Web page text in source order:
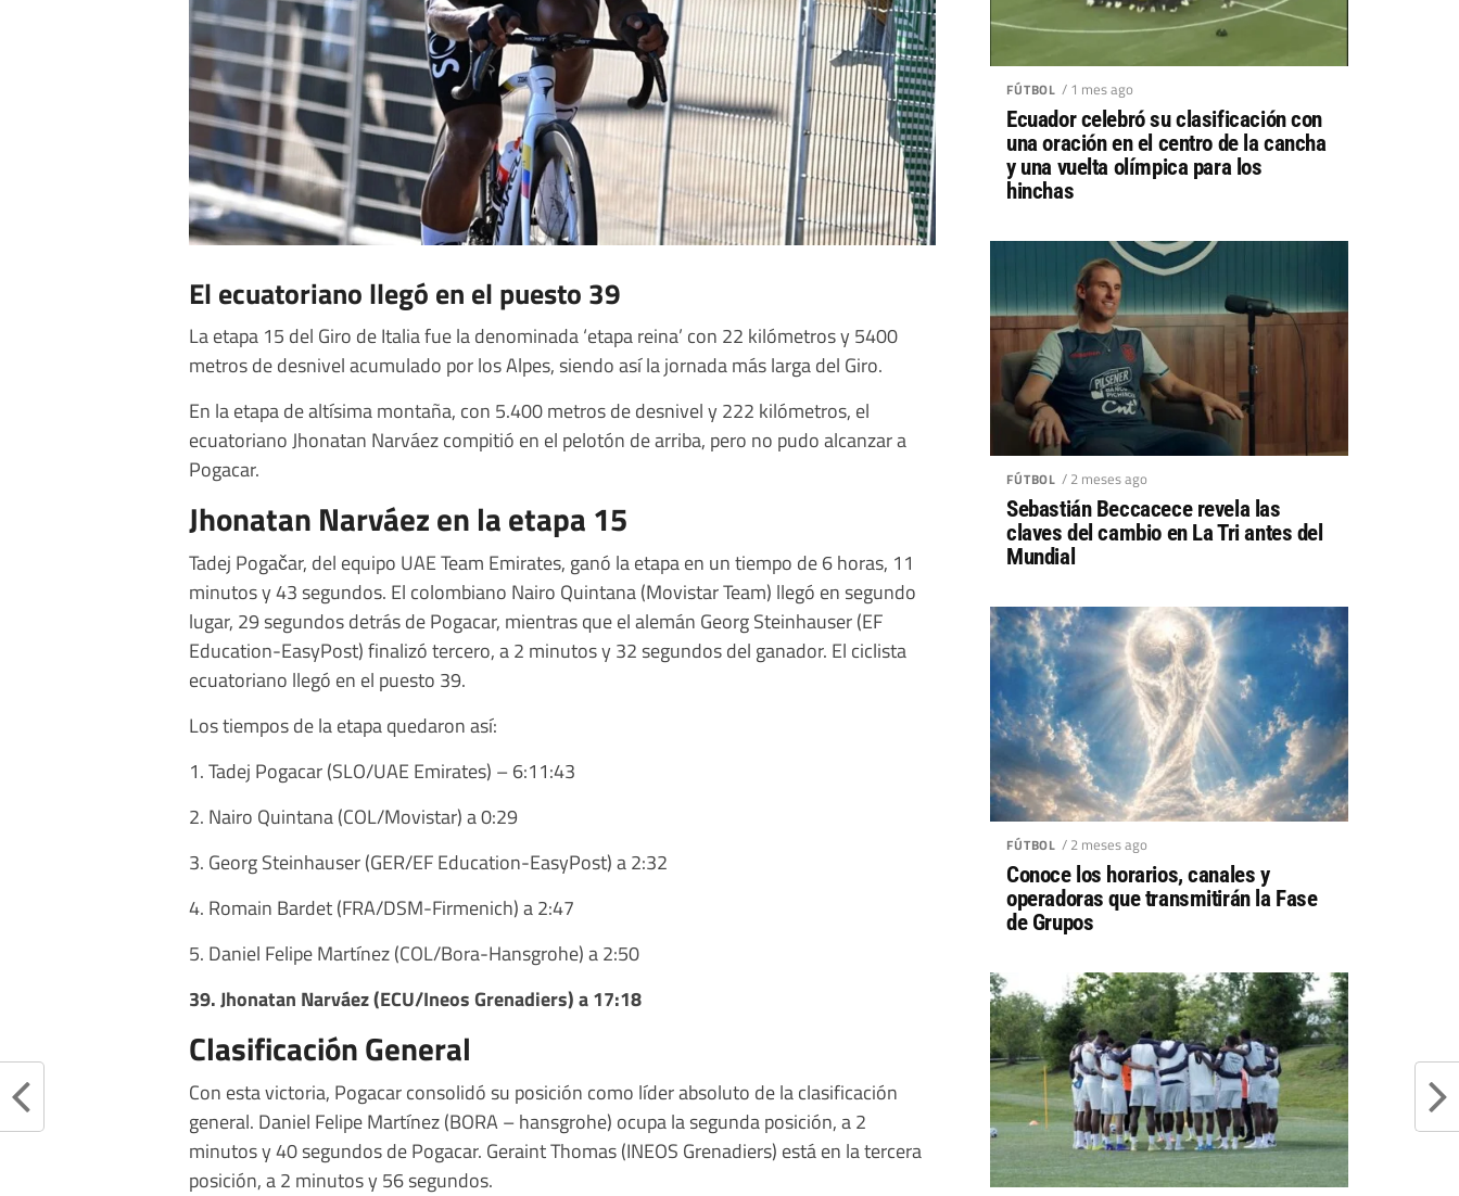
El ecuatoriano llegó en el puesto 39
La etapa 15 del Giro de Italia fue la denominada ‘etapa reina’ con 22 kilómetros y 5400
metros de desnivel acumulado por los Alpes, siendo así la jornada más larga del Giro.
En la etapa de altísima montaña, con 5.400 metros de desnivel y 222 kilómetros, el
ecuatoriano Jhonatan Narváez compitió en el pelotón de arriba, pero no pudo alcanzar a
Pogacar.
Jhonatan Narváez en la etapa 15
Tadej Pogačar, del equipo UAE Team Emirates, ganó la etapa en un tiempo de 6 horas, 11
minutos y 43 segundos. El colombiano Nairo Quintana (Movistar Team) llegó en segundo
lugar, 29 segundos detrás de Pogacar, mientras que el alemán Georg Steinhauser (EF
Education-EasyPost) finalizó tercero, a 2 minutos y 32 segundos del ganador. El ciclista
ecuatoriano llegó en el puesto 39.
Los tiempos de la etapa quedaron así:
1. Tadej Pogacar (SLO/UAE Emirates) – 6:11:43
2. Nairo Quintana (COL/Movistar) a 0:29
3. Georg Steinhauser (GER/EF Education-EasyPost) a 2:32
4. Romain Bardet (FRA/DSM-Firmenich) a 2:47
5. Daniel Felipe Martínez (COL/Bora-Hansgrohe) a 2:50
39. Jhonatan Narváez (ECU/Ineos Grenadiers) a 17:18
Clasificación General
Con esta victoria, Pogacar consolidó su posición como líder absoluto de la clasificación
general. Daniel Felipe Martínez (BORA – hansgrohe) ocupa la segunda posición, a 2
minutos y 40 segundos de Pogacar. Geraint Thomas (INEOS Grenadiers) está en la tercera
posición, a 2 minutos y 56 segundos.
FÚTBOL / 1 mes ago
Ecuador celebró su clasificación con
una oración en el centro de la cancha
y una vuelta olímpica para los
hinchas
FÚTBOL / 2 meses ago
Sebastián Beccacece revela las
claves del cambio en La Tri antes del
Mundial
FÚTBOL / 2 meses ago
Conoce los horarios, canales y
operadoras que transmitirán la Fase
de Grupos